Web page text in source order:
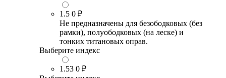
1.5 0 ₽
Не предназначены для безободковых (без
рамки), полуободковых (на леске) и
тонких титановых оправ.
Выберите индекс
1.53 0 ₽